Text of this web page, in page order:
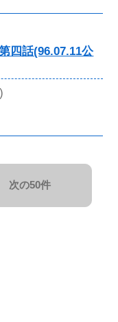
四話(96.07.11公
次の50件